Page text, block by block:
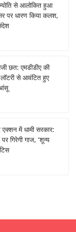
से आलोकित हुआ
पर धारण किया कलश,
छत: एमडीडीए की
से आवंटित हुए
में धामी सरकार:
गिरेगी गाज, ‘शून्य